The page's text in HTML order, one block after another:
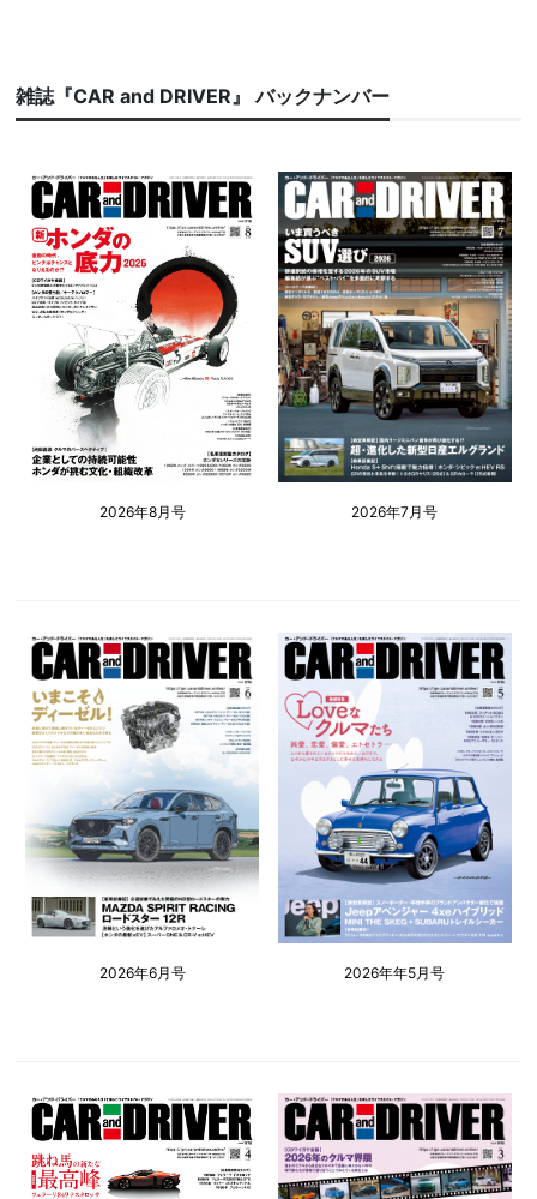
雑誌『CAR and DRIVER』 バックナンバー
2026年8月号 2026年7月号
2026年6月号 2026年年5月号